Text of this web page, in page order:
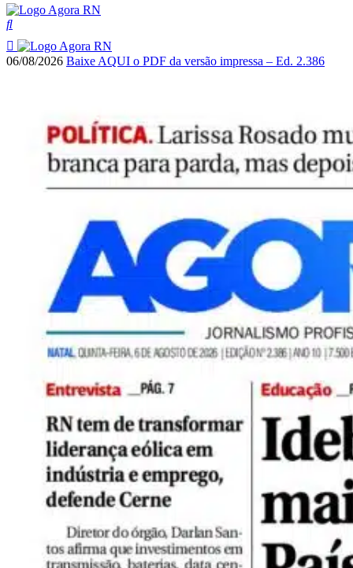
06/08/2026 Baixe AQUI o PDF da versão impressa – Ed. 2.386